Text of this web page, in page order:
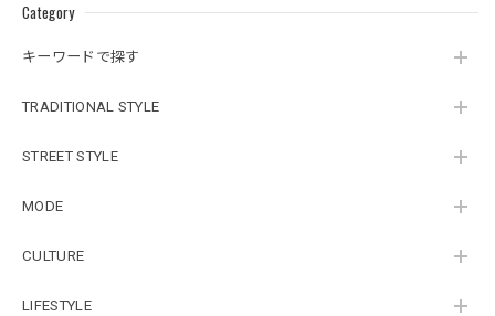
Category
キーワードで探す
TRADITIONAL STYLE
STREET STYLE
MODE
CULTURE
LIFESTYLE